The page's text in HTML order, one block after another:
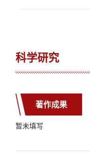
科学研究
著作成果
暂未填写